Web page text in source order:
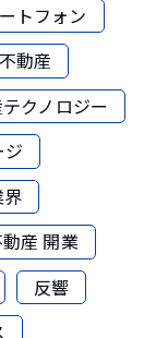
トフォン
不動産
クノロジー
産 開業
反響